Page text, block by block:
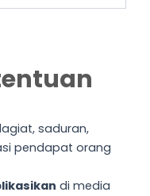
saduran,
pendapat orang
di media